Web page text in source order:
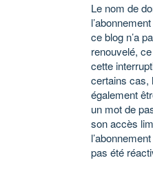
Le nom de
ce blog n’a
renouvelé,
cette
certains cas,
également
un mot de
son accès
pas été